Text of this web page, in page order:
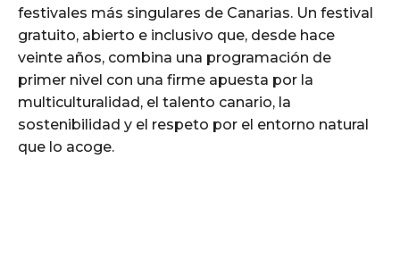
festivales más singulares de Canarias. Un festival
gratuito, abierto e inclusivo que, desde hace
veinte años, combina una programación de
primer nivel con una firme apuesta por la
multiculturalidad, el talento canario, la
sostenibilidad y el respeto por el entorno natural
que lo acoge.